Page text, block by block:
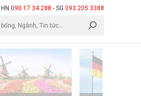
HN 090 17 34 288 - SG 093 205 3388